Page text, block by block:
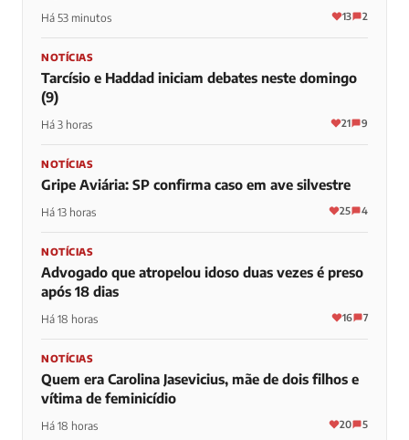
Há 53 minutos 13 2
NOTÍCIAS
Tarcísio e Haddad iniciam debates neste domingo
(9)
Há 3 horas 21 9
NOTÍCIAS
Gripe Aviária: SP confirma caso em ave silvestre
Há 13 horas 25 4
NOTÍCIAS
Advogado que atropelou idoso duas vezes é preso
após 18 dias
Há 18 horas 16 7
NOTÍCIAS
Quem era Carolina Jasevicius, mãe de dois filhos e
vítima de feminicídio
Há 18 horas 20 5